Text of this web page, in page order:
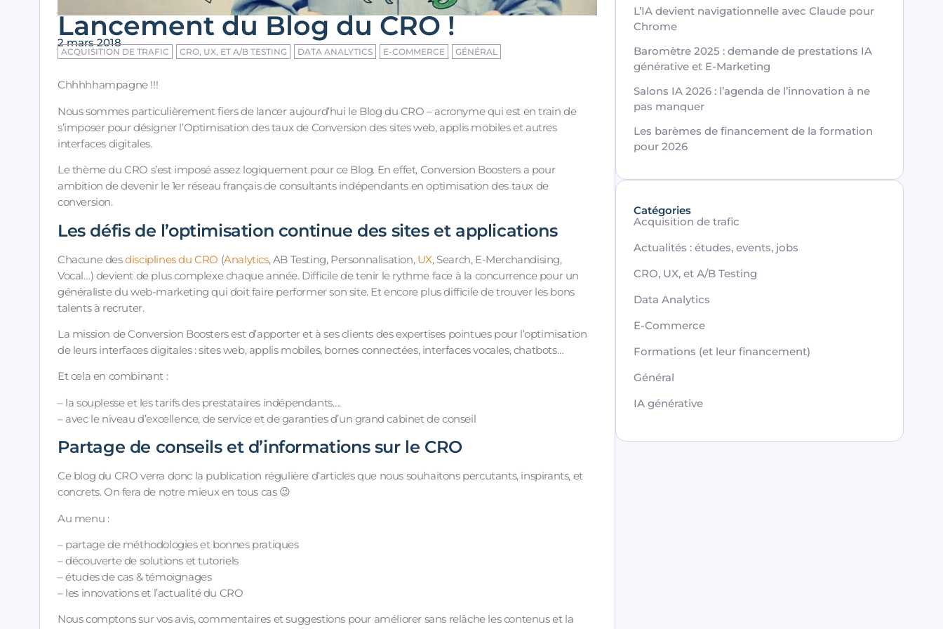
Lancement du Blog du CRO !
2 mars 2018
ACQUISITION DE TRAFIC CRO, UX, ET A/B TESTING DATA ANALYTICS E-COMMERCE GÉNÉRAL
Chhhhhampagne !!!
Nous sommes particulièrement fiers de lancer aujourd’hui le Blog du CRO – acronyme qui est en train de
s’imposer pour désigner l’Optimisation des taux de Conversion des sites web, applis mobiles et autres
interfaces digitales.
Le thème du CRO s’est imposé assez logiquement pour ce Blog. En effet, Conversion Boosters a pour
ambition de devenir le 1er réseau français de consultants indépendants en optimisation des taux de
conversion.
Les défis de l’optimisation continue des sites et applications
Chacune desdisciplines du CRO (Analytics, AB Testing, Personnalisation, UX, Search, E-Merchandising,
Vocal…) devient de plus complexe chaque année. Difficile de tenir le rythme face à la concurrence pour un
généraliste du web-marketing qui doit faire performer son site. Et encore plus difficile de trouver les bons
talents à recruter.
La mission de Conversion Boosters est d’apporter et à ses clients des expertises pointues pour l’optimisation
de leurs interfaces digitales : sites web, applis mobiles, bornes connectées, interfaces vocales, chatbots…
Et cela en combinant :
– la souplesse et les tarifs des prestataires indépendants….
– avec le niveau d’excellence, de service et de garanties d’un grand cabinet de conseil
Partage de conseils et d’informations sur le CRO
Ce blog du CRO verra donc la publication régulière d’articles que nous souhaitons percutants, inspirants, et
concrets. On fera de notre mieux en tous cas 😉
Au menu :
– partage de méthodologies et bonnes pratiques
– découverte de solutions et tutoriels
– études de cas & témoignages
– les innovations et l’actualité du CRO
Nous comptons sur vos avis, commentaires et suggestions pour améliorer sans relâche les contenus et la
L’IA devient navigationnelle avec Claude pour
Chrome
Baromètre 2025 : demande de prestations IA
générative et E-Marketing
Salons IA 2026 : l’agenda de l’innovation à ne
pas manquer
Les barèmes de financement de la formation
pour 2026
Catégories
Acquisition de trafic
Actualités : études, events, jobs
CRO, UX, et A/B Testing
Data Analytics
E-Commerce
Formations (et leur financement)
Général
IA générative